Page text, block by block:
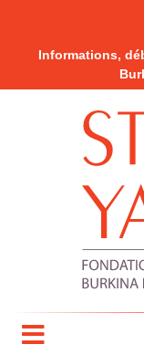
Informations,